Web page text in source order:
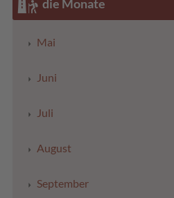
die Monate
Mai
Juni
Juli
August
September